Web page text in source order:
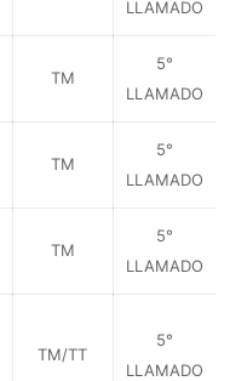
LLAMADO
TM
5°
LLAMADO
TM
5°
LLAMADO
TM
5°
LLAMADO
TM/TT
5°
LLAMADO